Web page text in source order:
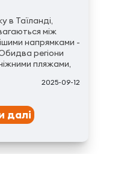
в Таїланді,
між
напрямками -
регіони
пляжами,
але мають
тут
аеропорт,
2025-09-12
далі